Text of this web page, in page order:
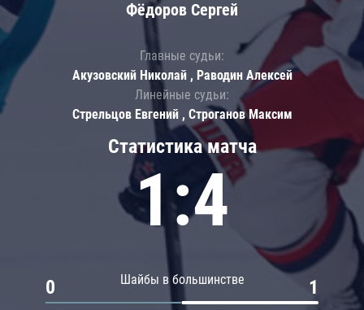
Статистика матча
1:4
Шайбы в большинстве
0 1
Фёдоров Сергей
Главные судьи:
Акузовский Николай , Раводин Алексей
Линейные судьи:
Стрельцов Евгений , Строганов Максим